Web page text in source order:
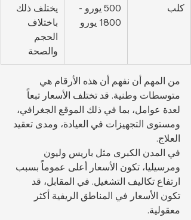
كلب
500 يورو -
1800 يورو
يختلف ذلك
باختلاف
الحجم
والصحة
من المهم أن نفهم أن هذه الأرقام هي
متوسطات وطنية. قد تختلف الأسعار تبعاً
لعدة عوامل، بما في ذلك الموقع الجغرافي،
ومستوى التجهيزات في العيادة، ومدى تعقيد
العلاج.
في المدن الكبرى مثل باريس وليون
ومرسيليا، تكون الأسعار أعلى عموماً بسبب
ارتفاع تكاليف التشغيل. في المقابل، قد
تكون الأسعار في المناطق الريفية أكثر
معقولية.